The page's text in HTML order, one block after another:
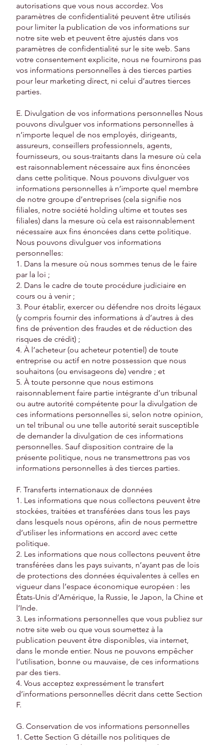
autorisations que vous nous accordez. Vos
paramètres de confidentialité peuvent être utilisés
pour limiter la publication de vos informations sur
notre site web et peuvent être ajustés dans vos
paramètres de confidentialité sur le site web. Sans
votre consentement explicite, nous ne fournirons pas
vos informations personnelles à des tierces parties
pour leur marketing direct, ni celui d’autres tierces
parties.
E. Divulgation de vos informations personnelles Nous
pouvons divulguer vos informations personnelles à
n’importe lequel de nos employés, dirigeants,
assureurs, conseillers professionnels, agents,
fournisseurs, ou sous-traitants dans la mesure où cela
est raisonnablement nécessaire aux fins énoncées
dans cette politique. Nous pouvons divulguer vos
informations personnelles à n’importe quel membre
de notre groupe d’entreprises (cela signifie nos
filiales, notre société holding ultime et toutes ses
filiales) dans la mesure où cela est raisonnablement
nécessaire aux fins énoncées dans cette politique.
Nous pouvons divulguer vos informations
personnelles:
1. Dans la mesure où nous sommes tenus de le faire
par la loi ;
2. Dans le cadre de toute procédure judiciaire en
cours ou à venir ;
3. Pour établir, exercer ou défendre nos droits légaux
(y compris fournir des informations à d’autres à des
fins de prévention des fraudes et de réduction des
risques de crédit) ;
4. À l’acheteur (ou acheteur potentiel) de toute
entreprise ou actif en notre possession que nous
souhaitons (ou envisageons de) vendre ; et
5. À toute personne que nous estimons
raisonnablement faire partie intégrante d’un tribunal
ou autre autorité compétente pour la divulgation de
ces informations personnelles si, selon notre opinion,
un tel tribunal ou une telle autorité serait susceptible
de demander la divulgation de ces informations
personnelles. Sauf disposition contraire de la
présente politique, nous ne transmettrons pas vos
informations personnelles à des tierces parties.
F. Transferts internationaux de données
1. Les informations que nous collectons peuvent être
stockées, traitées et transférées dans tous les pays
dans lesquels nous opérons, afin de nous permettre
d’utiliser les informations en accord avec cette
politique.
2. Les informations que nous collectons peuvent être
transférées dans les pays suivants, n’ayant pas de lois
de protections des données équivalentes à celles en
vigueur dans l’espace économique européen : les
États-Unis d’Amérique, la Russie, le Japon, la Chine et
l’Inde.
3. Les informations personnelles que vous publiez sur
notre site web ou que vous soumettez à la
publication peuvent être disponibles, via internet,
dans le monde entier. Nous ne pouvons empêcher
l’utilisation, bonne ou mauvaise, de ces informations
par des tiers.
4. Vous acceptez expressément le transfert
d’informations personnelles décrit dans cette Section
F.
G. Conservation de vos informations personnelles
1. Cette Section G détaille nos politiques de